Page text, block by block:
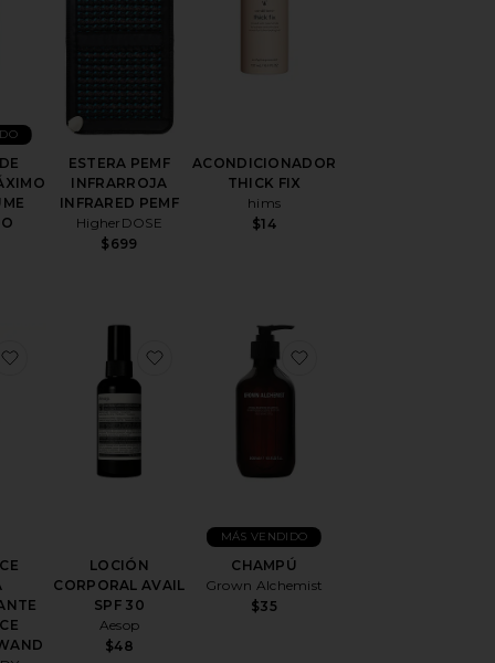
ESTERA PEMF
INFRARROJA
INFRARED PEMF
HigherDOSE
$699
ACONDICIONADOR
THICK FIX
hims
$14
Primer
favoritoTHERAFACE VARITA DESINFLAMANTE
LOCIÓN
CORPORAL AVAIL
SPF 30
Aesop
$48
favoritoLOCIÓN CORPORAL AVAIL SPF 30
CHAMPÚ
Grown Alchemist
$35
MÁS VENDIDO